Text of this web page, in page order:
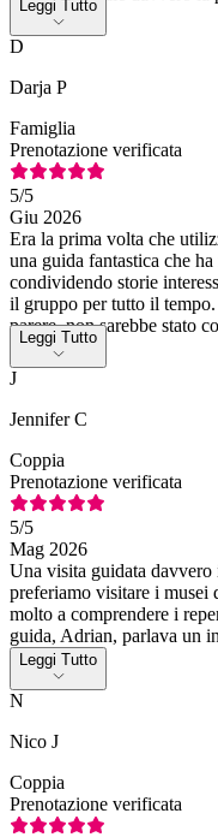
Leggi Tutto
D
Darja P
Famiglia
Prenotazione verificata
5/5
Giu 2026
Era la prima volta che
una guida fantastica che
condividendo storie
il gruppo per tutto il tempo.
parere, non sarebbe stato
Leggi Tutto
J
Jennifer C
Coppia
Prenotazione verificata
5/5
Mag 2026
Una visita guidata
preferiamo visitare i musei
molto a comprendere i
guida, Adrian, parlava un
Leggi Tutto
N
Nico J
Coppia
Prenotazione verificata